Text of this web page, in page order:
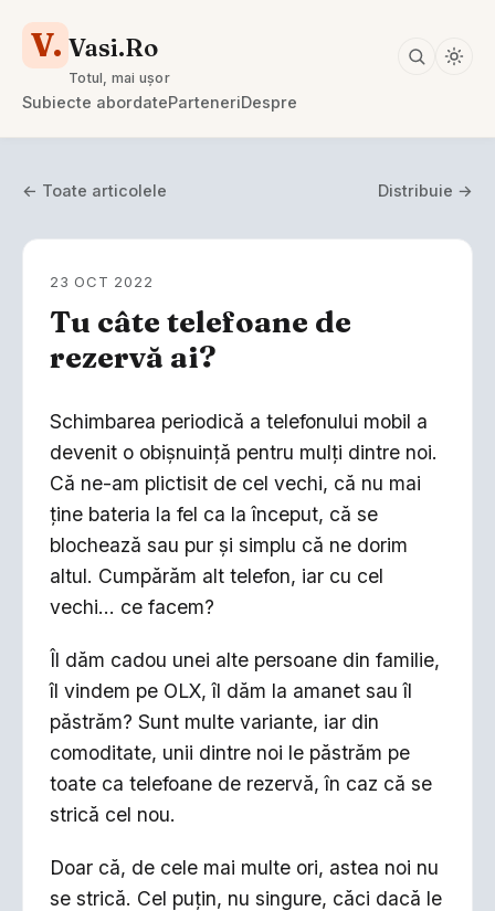
V. Vasi.Ro
Totul, mai ușor
Subiecte abordateParteneriDespre
← Toate articolele Distribuie →
23 OCT 2022
Tu câte telefoane de
rezervă ai?
Schimbarea periodică a telefonului mobil a
devenit o obișnuință pentru mulți dintre noi.
Că ne-am plictisit de cel vechi, că nu mai
ține bateria la fel ca la început, că se
blochează sau pur și simplu că ne dorim
altul. Cumpărăm alt telefon, iar cu cel
vechi… ce facem?
Îl dăm cadou unei alte persoane din familie,
îl vindem pe OLX, îl dăm la amanet sau îl
păstrăm? Sunt multe variante, iar din
comoditate, unii dintre noi le păstrăm pe
toate ca telefoane de rezervă, în caz că se
strică cel nou.
Doar că, de cele mai multe ori, astea noi nu
se strică. Cel puțin, nu singure, căci dacă le